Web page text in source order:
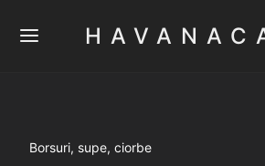
Borsuri, supe, ciorbe